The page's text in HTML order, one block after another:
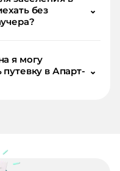
без
⌄
я могу
в Апарт- ⌄